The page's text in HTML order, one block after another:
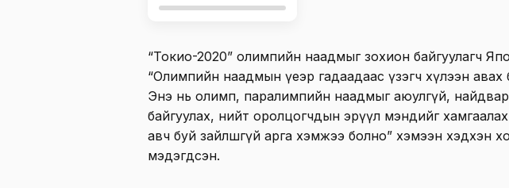
“Токио-2020” олимпийн наадмыг зохион байгуулагч
“Олимпийн наадмын үеэр гадаадаас үзэгч хүлээн авах
Энэ нь олимп, паралимпийн наадмыг аюулгүй,
байгуулах, нийт оролцогчдын эрүүл мэндийг
авч буй зайлшгүй арга хэмжээ болно” хэмээн хэдхэн
мэдэгдсэн.